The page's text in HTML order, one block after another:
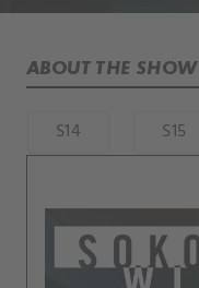
ABOUT THE SHOW
S14 S15